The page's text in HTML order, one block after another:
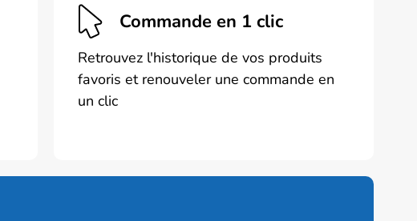
Commande en 1 clic
Retrouvez l'historique de vos produits
favoris et renouveler une commande en
un clic